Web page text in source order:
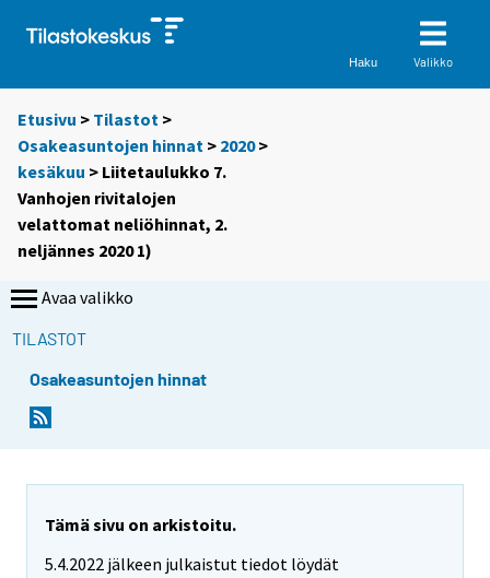
Haku Valikko
Etusivu > Tilastot >
Osakeasuntojen hinnat > 2020>
kesäkuu > Liitetaulukko 7.
Vanhojen rivitalojen
velattomat neliöhinnat, 2.
neljännes 2020 1)
Avaa valikko
TILASTOT
Osakeasuntojen hinnat
Tämä sivu on arkistoitu.
5.4.2022 jälkeen julkaistut tiedot löydät